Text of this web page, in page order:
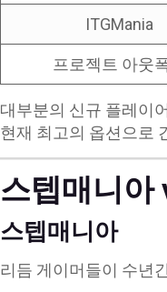
ITGMania
프로젝트 아웃
대부분의 신규 플레이
현재 최고의 옵션으로
스텝매니아
스텝매니아
리듬 게이머들이 수년